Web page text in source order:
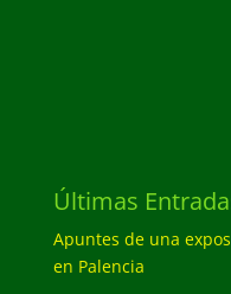
Últimas
Apuntes de una
en Palencia